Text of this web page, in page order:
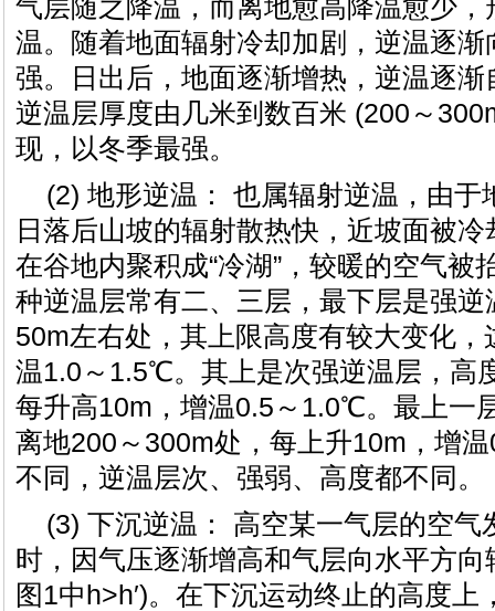
气层随之降温，而离地愈高降温愈少
温。随着地面辐射冷却加剧，逆温逐
强。日出后，地面逐渐增热，逆温逐
逆温层厚度由几米到数百米 (200～
现，以冬季最强。
(2) 地形逆温： 也属辐射逆温，由于
日落后山坡的辐射散热快，近坡面被
在谷地内聚积成“冷湖”，较暖的空气被
种逆温层常有二、三层，最下层是强
50m左右处，其上限高度有较大变化
温1.0～1.5℃。其上是次强逆温层，高
每升高10m，增温0.5～1.0℃。最上一
离地200～300m处，每上升10m，增
不同，逆温层次、强弱、高度都不同。
(3) 下沉逆温： 高空某一气层的空气
时，因气压逐渐增高和气层向水平方
图1中h>h′)。在下沉运动终止的高度